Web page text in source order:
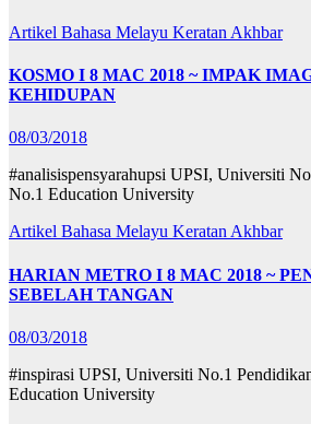
Artikel Bahasa Melayu Keratan Akhbar
KOSMO I 8 MAC 2018 ~ IMPAK
KEHIDUPAN
08/03/2018
#analisispensyarahupsi UPSI, Universiti
No.1 Education University
Artikel Bahasa Melayu Keratan Akhbar
HARIAN METRO I 8 MAC 2018 ~
SEBELAH TANGAN
08/03/2018
#inspirasi UPSI, Universiti No.1
Education University